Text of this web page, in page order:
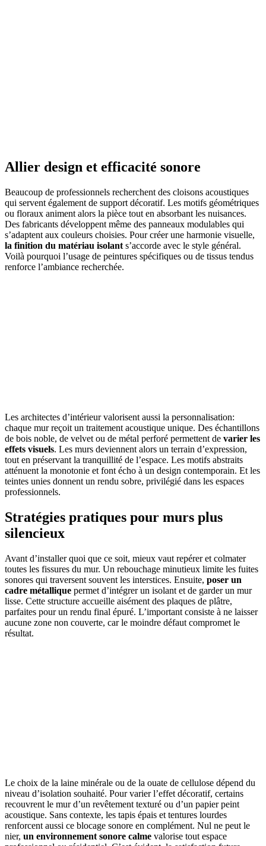
Allier design et efficacité sonore
Beaucoup de professionnels recherchent des cloisons acoustiques
qui servent également de support décoratif. Les motifs géométriques
ou floraux animent alors la pièce tout en absorbant les nuisances.
Des fabricants développent même des panneaux modulables qui
s’adaptent aux couleurs choisies. Pour créer une harmonie visuelle,
la finition du matériau isolant s’accorde avec le style général.
Voilà pourquoi l’usage de peintures spécifiques ou de tissus tendus
renforce l’ambiance recherchée.
Les architectes d’intérieur valorisent aussi la personnalisation:
chaque mur reçoit un traitement acoustique unique. Des échantillons
de bois noble, de velvet ou de métal perforé permettent de varier les
effets visuels. Les murs deviennent alors un terrain d’expression,
tout en préservant la tranquillité de l’espace. Les motifs abstraits
atténuent la monotonie et font écho à un design contemporain. Et les
teintes unies donnent un rendu sobre, privilégié dans les espaces
professionnels.
Stratégies pratiques pour murs plus
silencieux
Avant d’installer quoi que ce soit, mieux vaut repérer et colmater
toutes les fissures du mur. Un rebouchage minutieux limite les fuites
sonores qui traversent souvent les interstices. Ensuite, poser un
cadre métallique permet d’intégrer un isolant et de garder un mur
lisse. Cette structure accueille aisément des plaques de plâtre,
parfaites pour un rendu final épuré. L’important consiste à ne laisser
aucune zone non couverte, car le moindre défaut compromet le
résultat.
Le choix de la laine minérale ou de la ouate de cellulose dépend du
niveau d’isolation souhaité. Pour varier l’effet décoratif, certains
recouvrent le mur d’un revêtement texturé ou d’un papier peint
acoustique. Sans contexte, les tapis épais et tentures lourdes
renforcent aussi ce blocage sonore en complément. Nul ne peut le
nier, un environnement sonore calme valorise tout espace